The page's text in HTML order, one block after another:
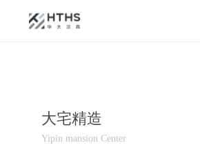
大宅精造
Yipin mansion Center